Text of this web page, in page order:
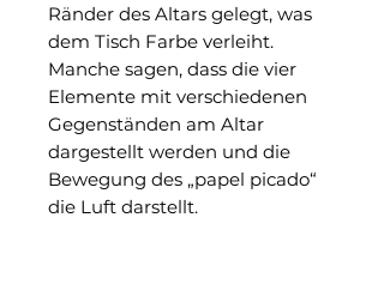
Ränder des Altars gelegt, was
dem Tisch Farbe verleiht.
Manche sagen, dass die vier
Elemente mit verschiedenen
Gegenständen am Altar
dargestellt werden und die
Bewegung des „papel picado“
die Luft darstellt.